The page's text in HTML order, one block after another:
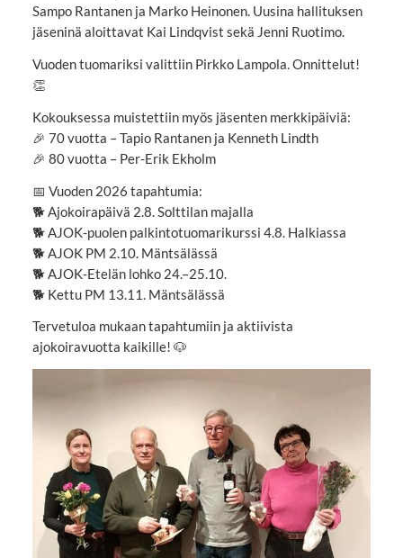
Sampo Rantanen ja Marko Heinonen. Uusina hallituksen
jäseninä aloittavat Kai Lindqvist sekä Jenni Ruotimo.
Vuoden tuomariksi valittiin Pirkko Lampola. Onnittelut!
👏
Kokouksessa muistettiin myös jäsenten merkkipäiviä:
🎉 70 vuotta – Tapio Rantanen ja Kenneth Lindth
🎉 80 vuotta – Per-Erik Ekholm
📅 Vuoden 2026 tapahtumia:
🐕 Ajokoirapäivä 2.8. Solttilan majalla
🐕 AJOK-puolen palkintotuomarikurssi 4.8. Halkiassa
🐕 AJOK PM 2.10. Mäntsälässä
🐕 AJOK-Etelän lohko 24.–25.10.
🐕 Kettu PM 13.11. Mäntsälässä
Tervetuloa mukaan tapahtumiin ja aktiivista
ajokoiravuotta kaikille! 🐶